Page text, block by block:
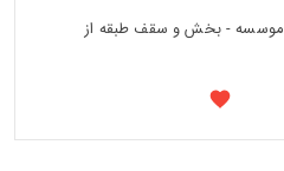
، موسسه - بخش و سقف طبقه از